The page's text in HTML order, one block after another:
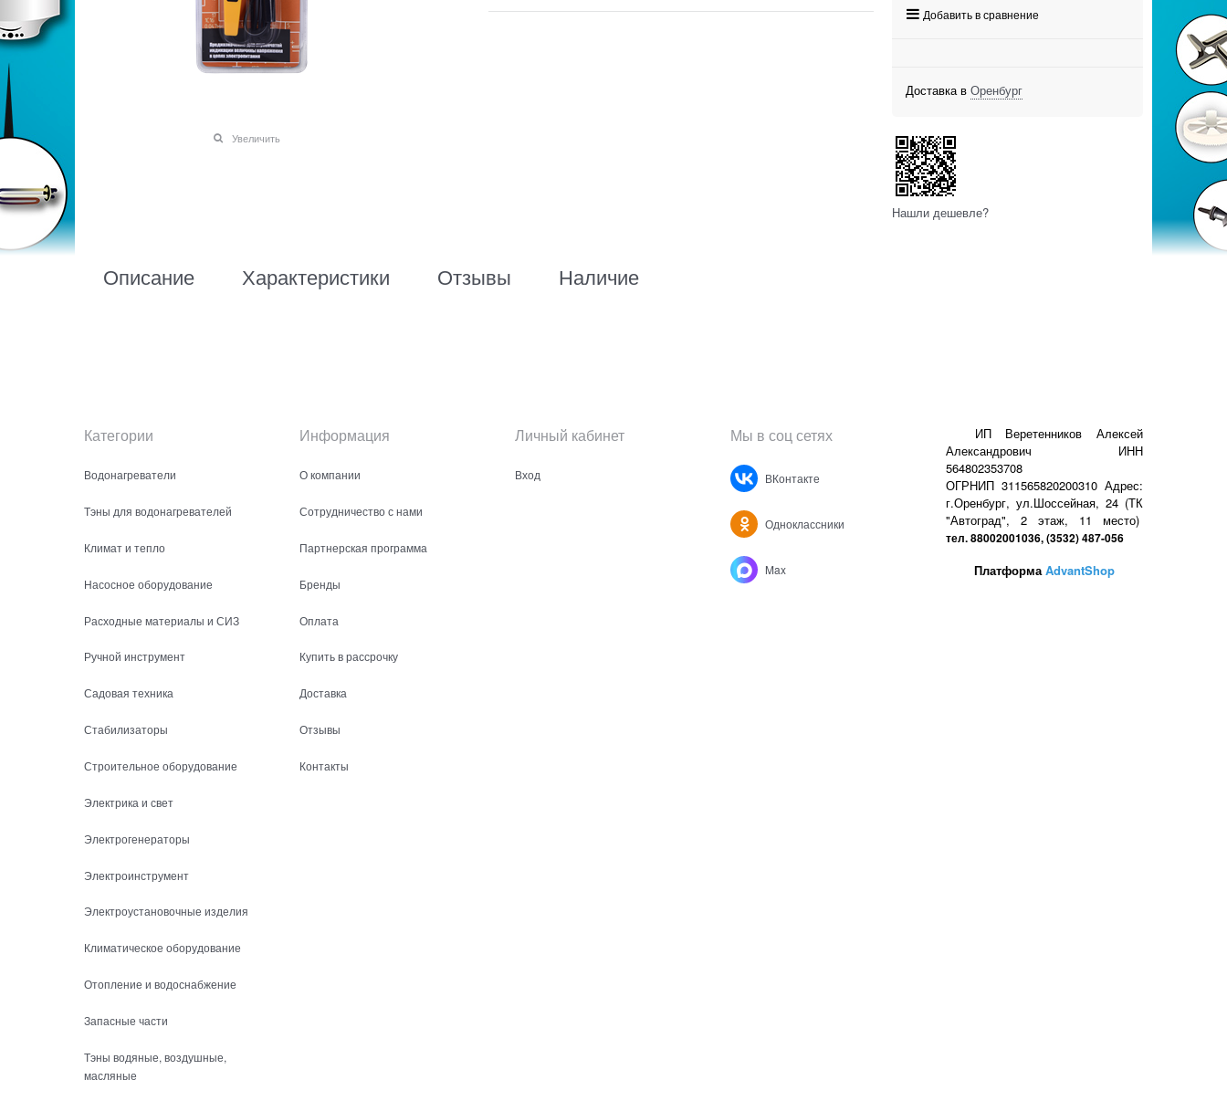
Увеличить
Описание Характеристики Отзывы Наличие
Добавить в сравнение
Доставка в Оренбург
Нашли дешевле?
Категории
Водонагреватели
Тэны для водонагревателей
Климат и тепло
Насосное оборудование
Расходные материалы и СИЗ
Ручной инструмент
Садовая техника
Стабилизаторы
Строительное оборудование
Электрика и свет
Электрогенераторы
Электроинструмент
Электроустановочные изделия
Климатическое оборудование
Отопление и водоснабжение
Запасные части
Тэны водяные, воздушные,
масляные
Информация
О компании
Сотрудничество с нами
Партнерская программа
Бренды
Оплата
Купить в рассрочку
Доставка
Отзывы
Контакты
Личный кабинет
Вход
Мы в соц сетях
ВКонтакте
Одноклассники
Max
ИП Веретенников Алексей
Александрович ИНН
564802353708
ОГРНИП 311565820200310 Адрес:
г.Оренбург, ул.Шоссейная, 24 (ТК
"Автоград", 2 этаж, 11 место)
тел. 88002001036, (3532) 487-056
ПлатформаAdvantShop